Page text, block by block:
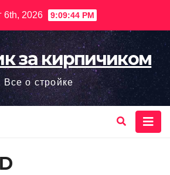
6th, 2026 9:09:45 PM
за кирпичиком
Все о стройке